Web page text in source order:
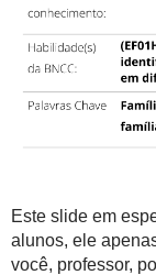
Este slide em
alunos, ele
você, professor,